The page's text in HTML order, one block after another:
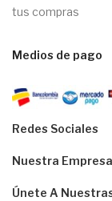
tus compras
Medios de pago
Redes Sociales
Nuestra Empresa
Únete A